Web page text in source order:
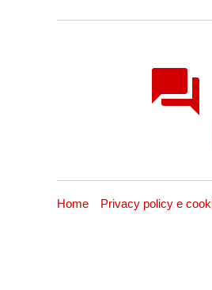
Home Privacy policy e